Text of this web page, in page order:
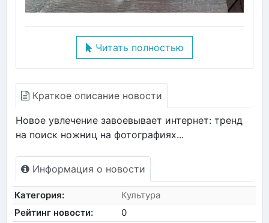
Читать полностью
Краткое описание новости
Новое увлечение завоевывает интернет: тренд
на поиск ножниц на фотографиях...
Информация о новости
Категория:
Культура
Рейтинг новости:
0